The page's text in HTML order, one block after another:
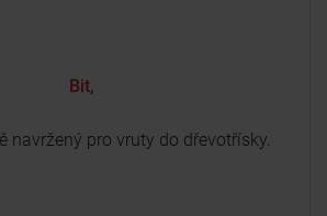
Bit,
navržený pro vruty do dřevotřísky.